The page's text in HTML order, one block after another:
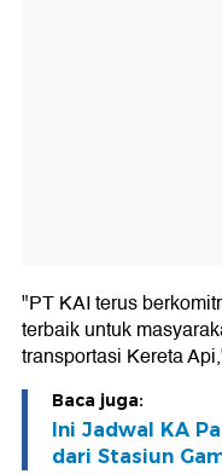
"PT KAI terus
terbaik untuk
transportasi Kereta
Baca juga:
Ini Jadwal KA
dari Stasiun